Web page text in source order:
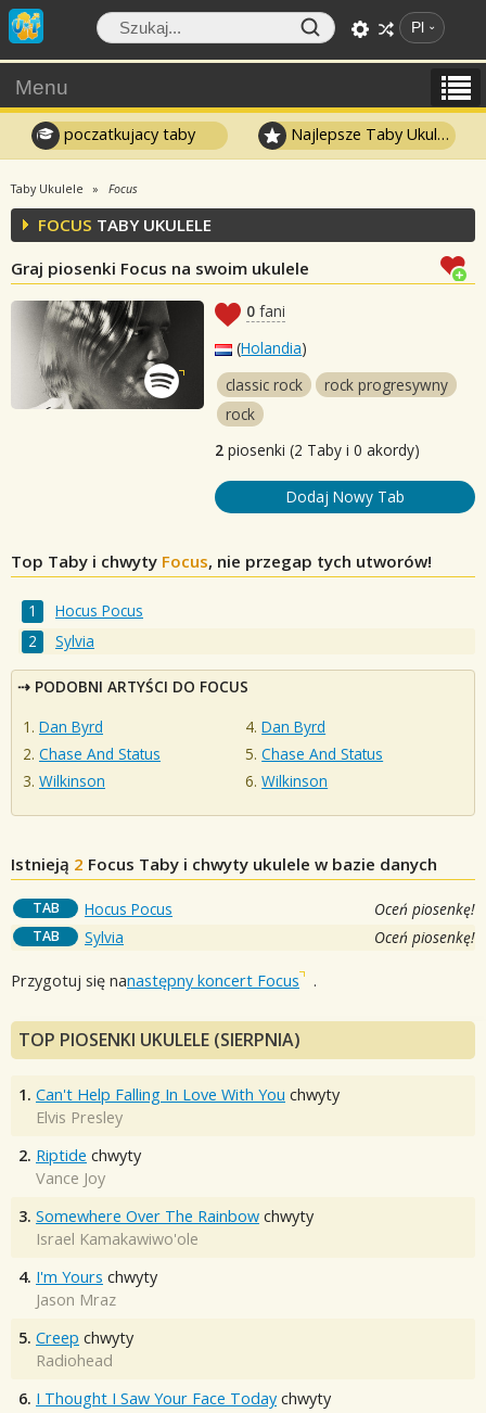
Pl
Menu
poczatkujacy taby Najlepsze Taby Ukulele
Taby Ukulele Focus
FOCUS TABY UKULELE
Graj piosenki Focus na swoim ukulele
0 fani
(Holandia)
classic rock
rock progresywny
rock
2 piosenki (2 Taby i 0 akordy)
Dodaj Nowy Tab
Top Taby i chwyty Focus, nie przegap tych utworów!
Hocus Pocus
Sylvia
PODOBNI ARTYŚCI DO FOCUS
Dan Byrd
Chase And Status
Wilkinson
Dan Byrd
Chase And Status
Wilkinson
Istnieją 2 Focus Taby i chwyty ukulele w bazie danych
TAB Hocus Pocus Oceń piosenkę!
TAB Sylvia Oceń piosenkę!
Przygotuj się nanastępny koncert Focus .
TOP PIOSENKI UKULELE (SIERPNIA)
1. Can't Help Falling In Love With You chwyty
Elvis Presley
2. Riptide chwyty
Vance Joy
3. Somewhere Over The Rainbow chwyty
Israel Kamakawiwo'ole
4. I'm Yours chwyty
Jason Mraz
5. Creep chwyty
Radiohead
6. I Thought I Saw Your Face Today chwyty